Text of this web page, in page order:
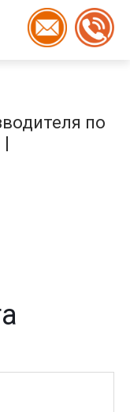
по